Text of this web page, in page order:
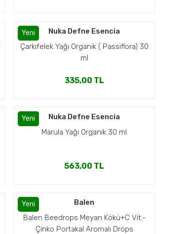
Yeni
Nuka Defne Esencia
Çarkıfelek Yağı Organik ( Passiflora) 30
ml
335,00 TL
Yeni
Nuka Defne Esencia
Marula Yağı Organik 30 ml
563,00 TL
Yeni
Balen
Balen Beedrops Meyan Kökü+C Vit.-
Çinko Portakal Aromalı Drops